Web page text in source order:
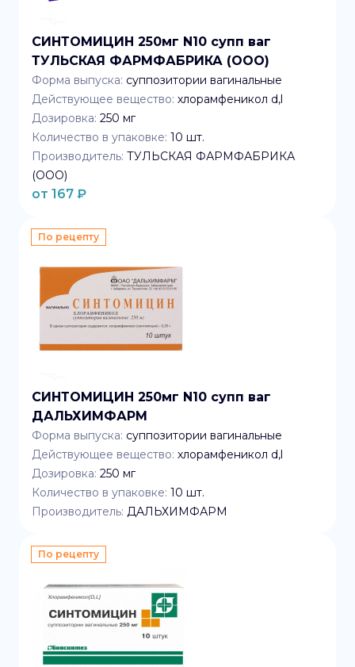
СИНТОМИЦИН 250мг N10 супп ваг
ТУЛЬСКАЯ ФАРМФАБРИКА (ООО)
Форма выпуска: суппозитории вагинальные
Действующее вещество: хлорамфеникол d,l
Дозировка: 250 мг
Количество в упаковке: 10 шт.
Производитель: ТУЛЬСКАЯ ФАРМФАБРИКА
(ООО)
от 167 ₽
По рецепту
СИНТОМИЦИН 250мг N10 супп ваг
ДАЛЬХИМФАРМ
Форма выпуска: суппозитории вагинальные
Действующее вещество: хлорамфеникол d,l
Дозировка: 250 мг
Количество в упаковке: 10 шт.
Производитель: ДАЛЬХИМФАРМ
По рецепту